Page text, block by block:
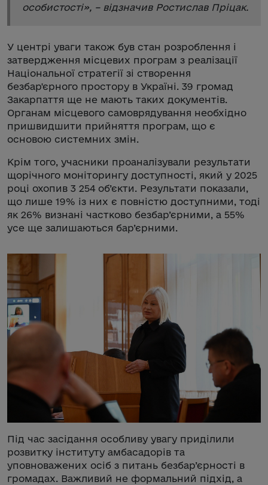
особистості», – відзначив Ростислав Пріцак.
У центрі уваги також був стан розроблення і
затвердження місцевих програм з реалізації
Національної стратегії зі створення
безбар'єрного простору в Україні. 39 громад
Закарпаття ще не мають таких документів.
Органам місцевого самоврядування необхідно
пришвидшити прийняття програм, що є
основою системних змін.
Крім того, учасники проаналізували результати
щорічного моніторингу доступності, який у 2025
році охопив 3 254 об’єкти. Результати показали,
що лише 19% із них є повністю доступними, тоді
як 26% визнані частково безбар’єрними, а 55%
усе ще залишаються бар’єрними.
Під час засідання особливу увагу приділили
розвитку інституту амбасадорів та
уповноважених осіб з питань безбар’єрності в
громадах. Важливий не формальний підхід, а